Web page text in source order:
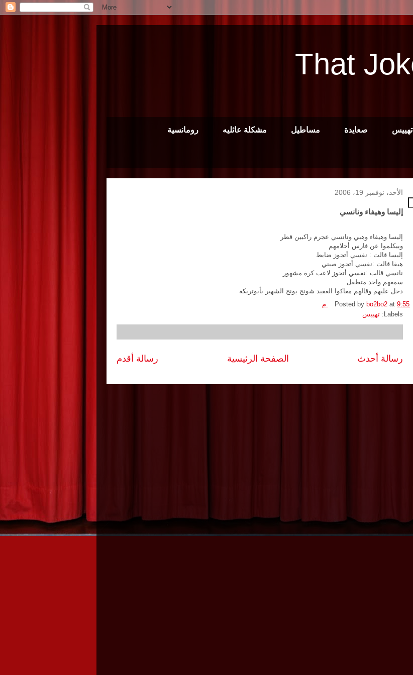
تهييس صعايدة مساطيل مشكلة عائليه رومانسية
الأحد، نوفمبر 19، 2006
إليسا وهيفاء ونانسي
إليسا وهيفاء وهبي ونانسي عجرم راكبين قطر
وبيكلموا عن فارس أحلامهم
إليسا قالت : نفسي أتجوز ضابط
هيفا قالت :نفسي أتجوز صيني
نانسي قالت :نفسي أتجوز لاعب كرة مشهور
سمعهم واحد متطفل
دخل عليهم وقالهم معاكوا العقيد شونج يونج الشهير بأبوتريكة
Posted by bo2bo2 at 9:55 م
Labels: تهييس
رسالة أحدث رسالة أقدم الصفحة الرئيسية